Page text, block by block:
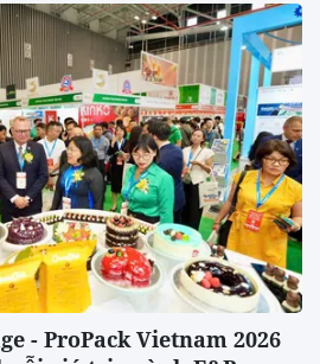
- ProPack Vietnam 2026